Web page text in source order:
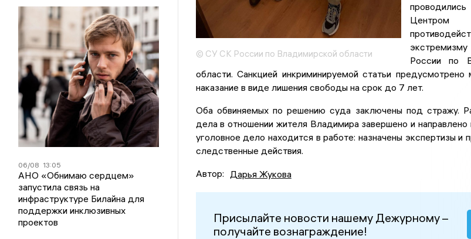
06/08 13:05
АНО «Обнимаю сердцем»
запустила связь на
инфраструктуре Билайна для
поддержки инклюзивных
проектов
© СУ СК России по Владимирской области
России по
области. Санкцией инкриминируемой статьи предусмотрено
наказание в виде лишения свободы на срок до 7 лет.
Оба обвиняемых по решению суда заключены под стражу.
дела в отношении жителя Владимира завершено и
уголовное дело находится в работе: назначены экспертизы и
следственные действия.
Автор: Дарья Жукова
Присылайте новости нашему Дежурному –
получайте вознаграждение!